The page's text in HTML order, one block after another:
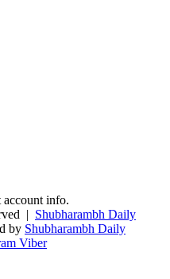
account info.
| Shubharambh Daily
by Shubharambh Daily
Viber